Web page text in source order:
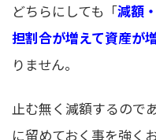
どちらにしても「減額
担割合が増えて資産が
りません。
止む無く減額するので
に留めておく事を強く